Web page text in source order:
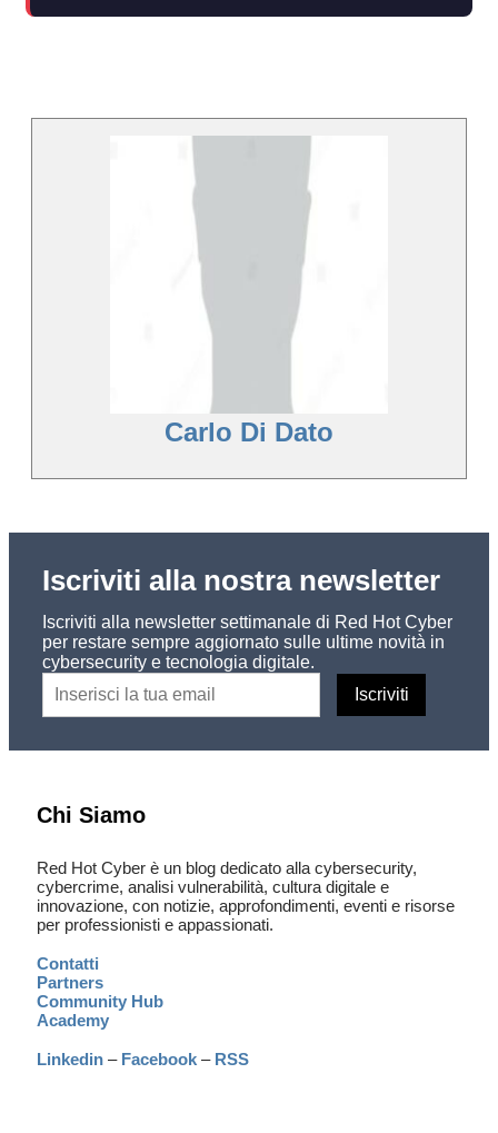
Carlo Di Dato
Iscriviti alla nostra newsletter
Iscriviti alla newsletter settimanale di Red Hot Cyber
per restare sempre aggiornato sulle ultime novità in
cybersecurity e tecnologia digitale.
Chi Siamo
Red Hot Cyber è un blog dedicato alla cybersecurity,
cybercrime, analisi vulnerabilità, cultura digitale e
innovazione, con notizie, approfondimenti, eventi e risorse
per professionisti e appassionati.
Contatti
Partners
Community Hub
Academy
Linkedin – Facebook – RSS